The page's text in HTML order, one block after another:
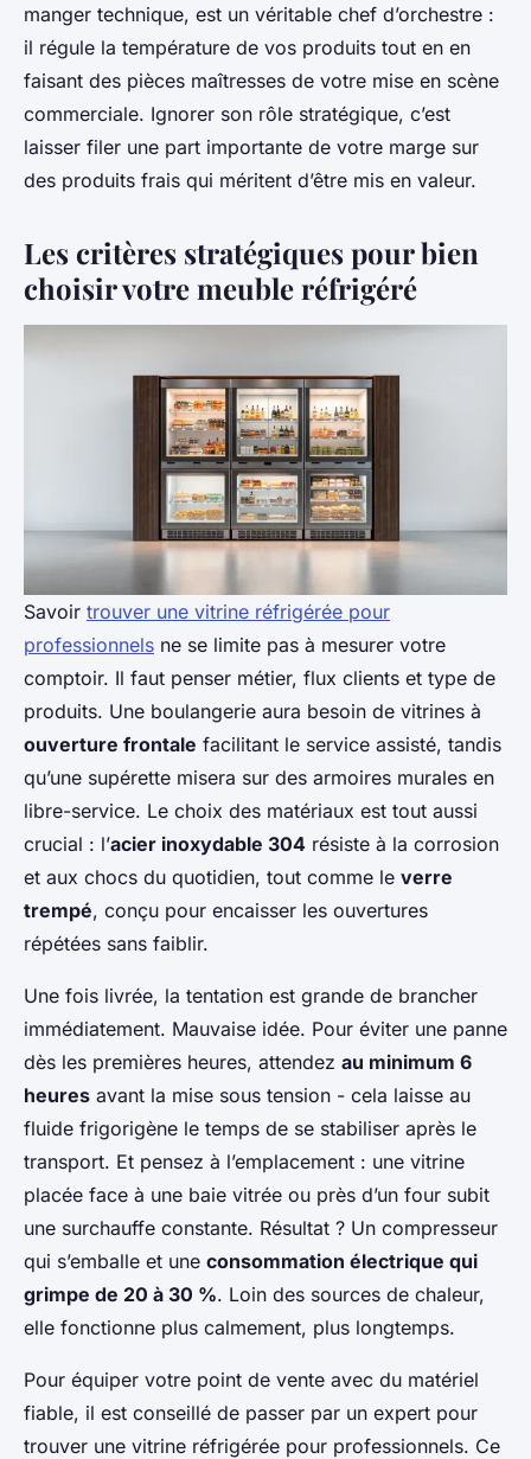
manger technique, est un véritable chef d’orchestre :
il régule la température de vos produits tout en en
faisant des pièces maîtresses de votre mise en scène
commerciale. Ignorer son rôle stratégique, c’est
laisser filer une part importante de votre marge sur
des produits frais qui méritent d’être mis en valeur.
Les critères stratégiques pour bien
choisir votre meuble réfrigéré
Savoir trouver une vitrine réfrigérée pour
professionnels ne se limite pas à mesurer votre
comptoir. Il faut penser métier, flux clients et type de
produits. Une boulangerie aura besoin de vitrines à
ouverture frontale facilitant le service assisté, tandis
qu’une supérette misera sur des armoires murales en
libre-service. Le choix des matériaux est tout aussi
crucial : l’acier inoxydable 304 résiste à la corrosion
et aux chocs du quotidien, tout comme le verre
trempé, conçu pour encaisser les ouvertures
répétées sans faiblir.
Une fois livrée, la tentation est grande de brancher
immédiatement. Mauvaise idée. Pour éviter une panne
dès les premières heures, attendez au minimum 6
heures avant la mise sous tension - cela laisse au
fluide frigorigène le temps de se stabiliser après le
transport. Et pensez à l’emplacement : une vitrine
placée face à une baie vitrée ou près d’un four subit
une surchauffe constante. Résultat ? Un compresseur
qui s’emballe et une consommation électrique qui
grimpe de 20 à 30 %. Loin des sources de chaleur,
elle fonctionne plus calmement, plus longtemps.
Pour équiper votre point de vente avec du matériel
fiable, il est conseillé de passer par un expert pour
trouver une vitrine réfrigérée pour professionnels. Ce